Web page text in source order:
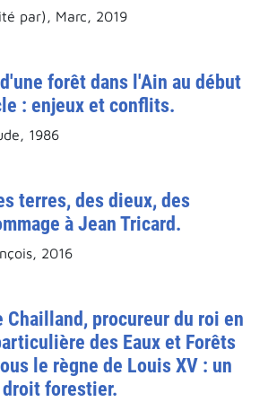
par), Marc, 2019
forêt dans l'Ain au début
: enjeux et conflits.
1986
terres, des dieux, des
à Jean Tricard.
2016
Chailland, procureur du roi en
des Eaux et Forêts
le règne de Louis XV : un
forestier.